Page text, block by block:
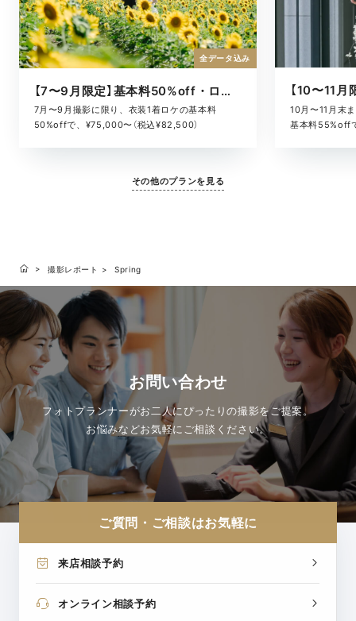
【7〜9月限定】基本料50%off・ロケキャンペーン
7月〜9月撮影に限り、衣装1着ロケの基本料
50%offで、¥75,000〜（税込¥82,500）
全データ込み
10月〜11月末
基本料55%off
その他のプランを見る
撮影レポート Spring
お問い合わせ
フォトプランナーがお二人にぴったりの撮影をご提案。
お悩みなどお気軽にご相談ください。
ご質問・ご相談はお気軽に
来店相談予約
オンライン相談予約